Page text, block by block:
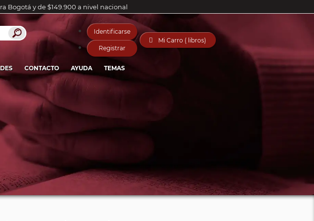
Bogotá y de $149.900 a nivel nacional
Identificarse
Registrar
 Mi Carro ( libros)
CONTACTO AYUDA TEMAS